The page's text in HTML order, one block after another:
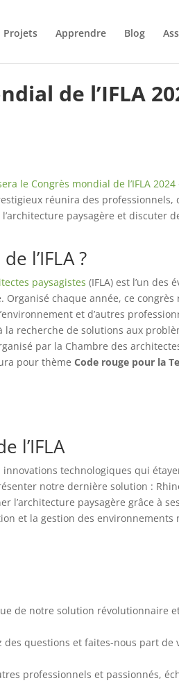
Projets Apprendre Blog
de l’IFLA
le Congrès mondial de l’IFLA 2024
réunira des professionnels,
paysagère et discuter
l’IFLA ?
paysagistes (IFLA) est l’un des
chaque année, ce congrès
et d’autres
recherche de solutions aux
par la Chambre des
pour thèmeCode rouge pour la
l’IFLA
technologiques qui
notre dernière solution :
l’architecture paysagère grâce à
et la gestion des environnements
de notre solution révolutionnaire
des questions et faites-nous part de
professionnels et passionnés,